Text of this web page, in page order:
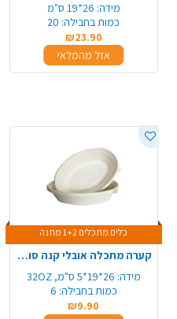
מידה: 26*19 ס"מ
כמות בחבילה: 20
₪23.90
אזל מהמלאי
כלים מתכלים 1+2 מתנה
קערה מתכלה אובלי קנה סוכר 6 יח' - גדול
מידה: 26*19*5 ס"מ, 32OZ
כמות בחבילה: 6
₪9.90